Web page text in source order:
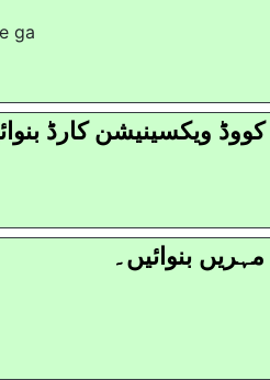
ga
کووڈ ویکسینیشن کارڈ
مہریں بنوائیں۔